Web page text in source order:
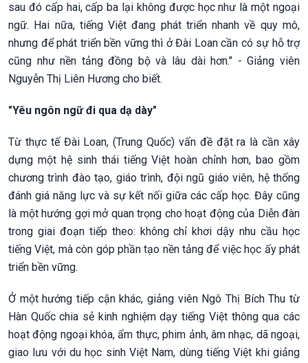
sau đó cấp hai, cấp ba lại không được học như là một ngoại
ngữ. Hai nữa, tiếng Việt đang phát triển nhanh về quy mô,
nhưng để phát triển bền vững thì ở Đài Loan cần có sự hỗ trợ
cũng như nền tảng đồng bộ và lâu dài hơn." - Giảng viên
Nguyễn Thị Liên Hương cho biết.
"Yêu ngôn ngữ đi qua dạ dày"
Từ thực tế Đài Loan, (Trung Quốc) vấn đề đặt ra là cần xây
dựng một hệ sinh thái tiếng Việt hoàn chỉnh hơn, bao gồm
chương trình đào tạo, giáo trình, đội ngũ giáo viên, hệ thống
đánh giá năng lực và sự kết nối giữa các cấp học. Đây cũng
là một hướng gợi mở quan trọng cho hoạt động của Diễn đàn
trong giai đoạn tiếp theo: không chỉ khơi dậy nhu cầu học
tiếng Việt, mà còn góp phần tạo nền tảng để việc học ấy phát
triển bền vững.
Ở một hướng tiếp cận khác, giảng viên Ngô Thị Bích Thu từ
Hàn Quốc chia sẻ kinh nghiệm dạy tiếng Việt thông qua các
hoạt động ngoại khóa, ẩm thực, phim ảnh, âm nhạc, dã ngoại,
giao lưu với du học sinh Việt Nam, dùng tiếng Việt khi giảng